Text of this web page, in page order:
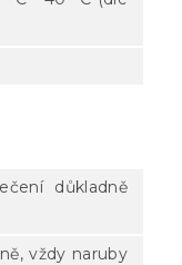
důkladně
vždy naruby